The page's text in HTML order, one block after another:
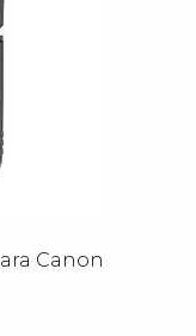
Canon